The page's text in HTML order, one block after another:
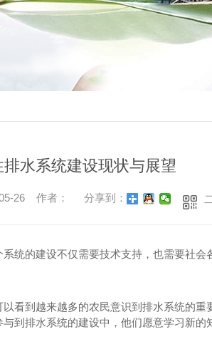
排水系统建设现状与展望
26 作者： 分享到：
统的建设不仅需要技术支持，也需要社会
看到越来越多的农民意识到排水系统的重
到排水系统的建设中，他们愿意学习新的